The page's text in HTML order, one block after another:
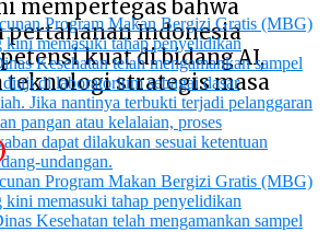
mempertegas bahwa
pertahanan Indonesia
kuat di bidang AI,
teknologi strategis masa